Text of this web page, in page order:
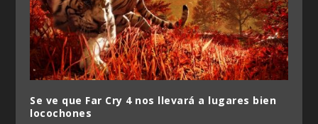
Se ve que Far Cry 4 nos llevará a lugares bien
locochones